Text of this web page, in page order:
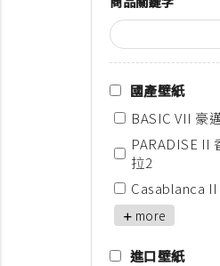
國產壁紙
BASIC VII 豪
PARADISE II
拉2
Casablanca II
more
進口壁紙